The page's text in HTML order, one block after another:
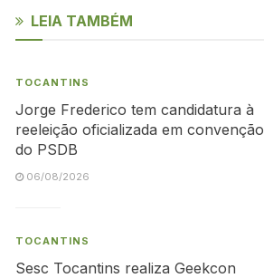
LEIA TAMBÉM
TOCANTINS
Jorge Frederico tem candidatura à
reeleição oficializada em convenção
do PSDB
06/08/2026
TOCANTINS
Sesc Tocantins realiza Geekcon